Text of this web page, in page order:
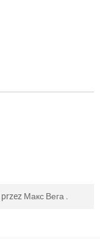
przez Макс Вега .